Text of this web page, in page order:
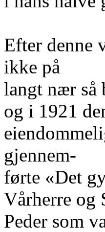
Efter denne
ikke på
langt nær så
og i 1921
gjennem-
førte «Det
Vårherre og
Peder som